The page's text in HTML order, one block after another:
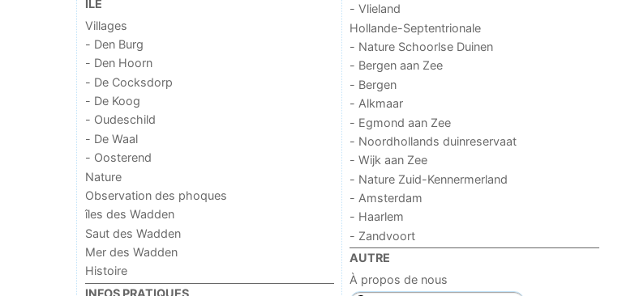
ÎLE
Villages
- Den Burg
- Den Hoorn
- De Cocksdorp
- De Koog
- Oudeschild
- De Waal
- Oosterend
Nature
Observation des phoques
îles des Wadden
Saut des Wadden
Mer des Wadden
Histoire
INFOS PRATIQUES
- Vlieland
Hollande-Septentrionale
- Nature Schoorlse Duinen
- Bergen aan Zee
- Bergen
- Alkmaar
- Egmond aan Zee
- Noordhollands duinreservaat
- Wijk aan Zee
- Nature Zuid-Kennermerland
- Amsterdam
- Haarlem
- Zandvoort
AUTRE
À propos de nous